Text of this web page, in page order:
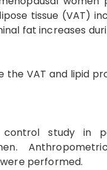
tissue (VAT)
fat increases
the VAT and lipid
study in
performed.